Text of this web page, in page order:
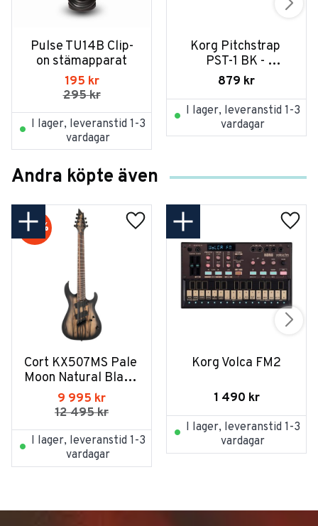
Pulse TU14B Clip-
on stämapparat
195 kr
295kr
I lager, leveranstid 1-3
vardagar
Korg Pitchstrap
PST-1 BK -
Stämapparat
879 kr
I lager, leveranstid 1-3
vardagar
Andra köpte även
Cort KX507MS Pale
Moon Natural Black
Burst
9 995 kr
12 495kr
20 %
I lager, leveranstid 1-3
vardagar
Korg Volca FM2
1 490 kr
I lager, leveranstid 1-3
vardagar